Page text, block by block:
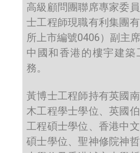
高級顧問團聯席專家委
士工程師現職有利集團
所上市編號0406）副主
中國和香港的樓宇建築
務。
黃博士工程師持有英國
木工程學士學位、英國
工程碩士學位、香港中
碩士學位、聖神修院神